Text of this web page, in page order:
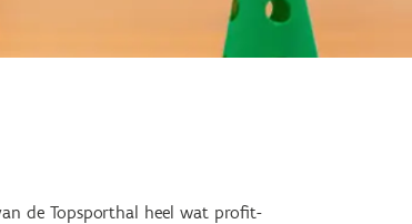
de Topsporthal heel wat profit-